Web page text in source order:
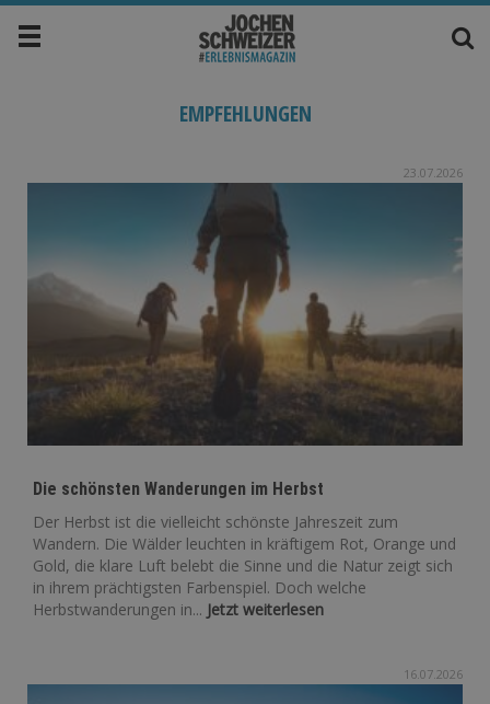
EMPFEHLUNGEN
23.07.2026
Die schönsten Wanderungen im Herbst
Der Herbst ist die vielleicht schönste Jahreszeit zum
Wandern. Die Wälder leuchten in kräftigem Rot, Orange und
Gold, die klare Luft belebt die Sinne und die Natur zeigt sich
in ihrem prächtigsten Farbenspiel. Doch welche
Herbstwanderungen in... Jetzt weiterlesen
16.07.2026